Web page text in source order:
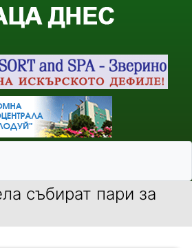
събират пари за